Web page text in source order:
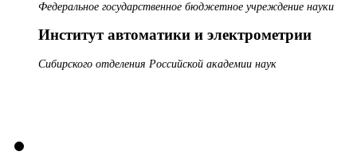
Федеральное государственное бюджетное учреждение науки
Институт автоматики и электрометрии
Сибирского отделения Российской академии наук